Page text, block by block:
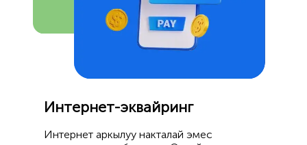
Интернет-эквайринг
Интернет аркылуу накталай эмес